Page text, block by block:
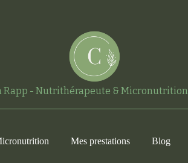
Rapp - Nutrithérapeute &
Mes prestations Blog